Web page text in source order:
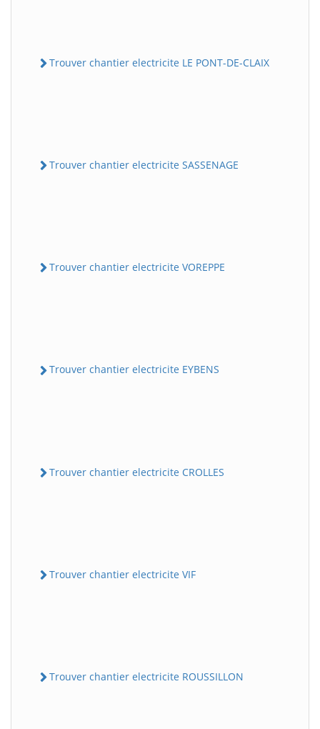
Trouver chantier electricite LE PONT-DE-CLAIX
Trouver chantier electricite SASSENAGE
Trouver chantier electricite VOREPPE
Trouver chantier electricite EYBENS
Trouver chantier electricite CROLLES
Trouver chantier electricite VIF
Trouver chantier electricite ROUSSILLON